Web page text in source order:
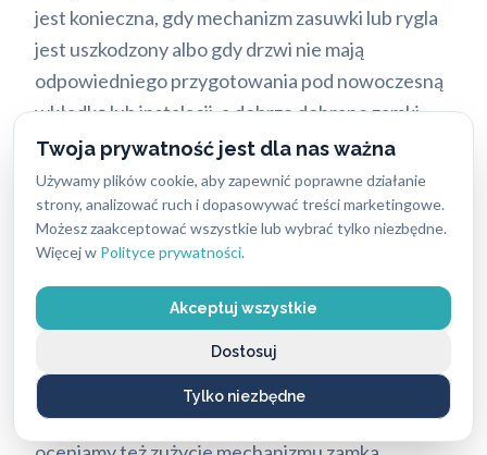
Twoja prywatność jest dla nas ważna
Używamy plików cookie, aby zapewnić poprawne działanie
strony, analizować ruch i dopasowywać treści marketingowe.
Możesz zaakceptować wszystkie lub wybrać tylko niezbędne.
Więcej w Polityce prywatności.
Akceptuj wszystkie
Tylko niezbędne
Dostosuj
jest konieczna, gdy mechanizm zasuwki lub rygla
jest uszkodzony albo gdy drzwi nie mają
odpowiedniego przygotowania pod nowoczesną
wkładkę lub instalacji, a dobrze dobrane zamki
antywłamaniowe zapewniają lepsze
zabezpieczenie mienia i pomagają uzyskać
maksymalne bezpieczeństwo.
Naprawa i serwis zamków
Zamek, który skrzypi, blokuje się lub nie domyka
do końca, nie musi być od razu wymieniany.
Często wystarczy regulacja, smarowanie lub
wymiana jednego elementu. W ramach serwisu